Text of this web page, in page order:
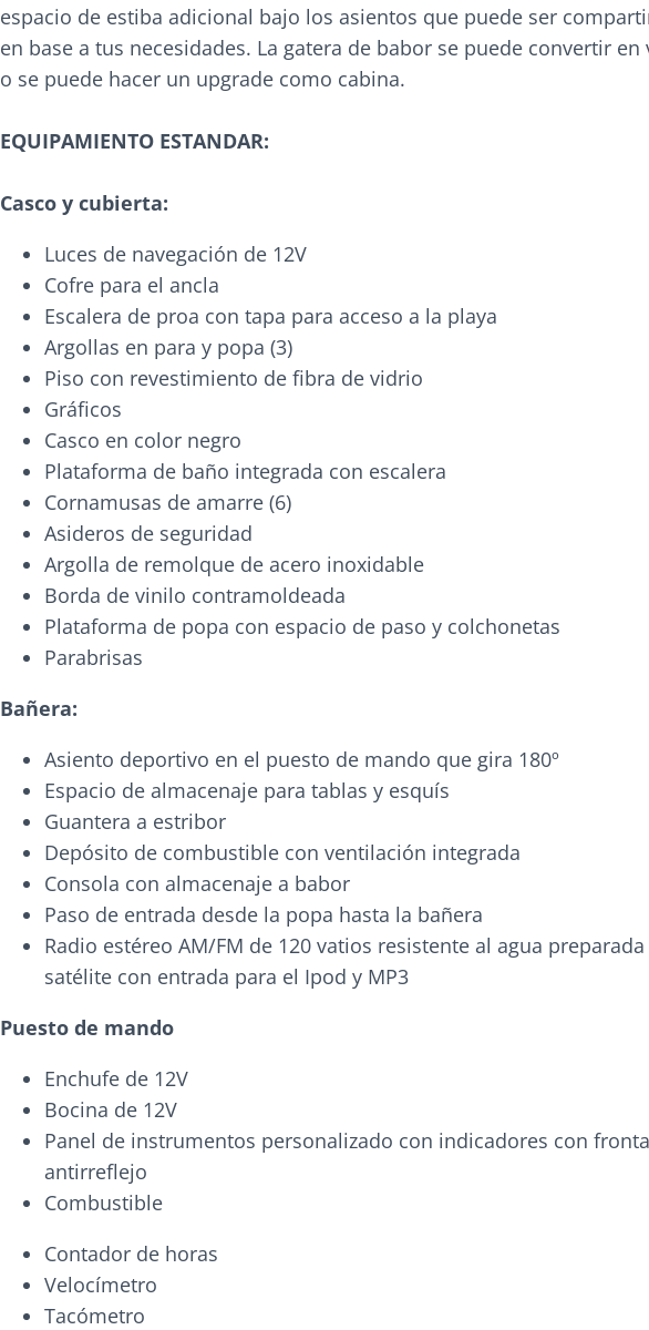
espacio de estiba adicional bajo los asientos que puede ser
en base a tus necesidades. La gatera de babor se puede convertir en
o se puede hacer un upgrade como cabina.
EQUIPAMIENTO ESTANDAR:
Casco y cubierta:
Luces de navegación de 12V
Cofre para el ancla
Escalera de proa con tapa para acceso a la playa
Argollas en para y popa (3)
Piso con revestimiento de fibra de vidrio
Gráficos
Casco en color negro
Plataforma de baño integrada con escalera
Cornamusas de amarre (6)
Asideros de seguridad
Argolla de remolque de acero inoxidable
Borda de vinilo contramoldeada
Plataforma de popa con espacio de paso y colchonetas
Parabrisas
Bañera:
Asiento deportivo en el puesto de mando que gira 180º
Espacio de almacenaje para tablas y esquís
Guantera a estribor
Depósito de combustible con ventilación integrada
Consola con almacenaje a babor
Paso de entrada desde la popa hasta la bañera
Radio estéreo AM/FM de 120 vatios resistente al agua
satélite con entrada para el Ipod y MP3
Puesto de mando
Enchufe de 12V
Bocina de 12V
Panel de instrumentos personalizado con indicadores con
antirreflejo
Combustible
Contador de horas
Velocímetro
Tacómetro